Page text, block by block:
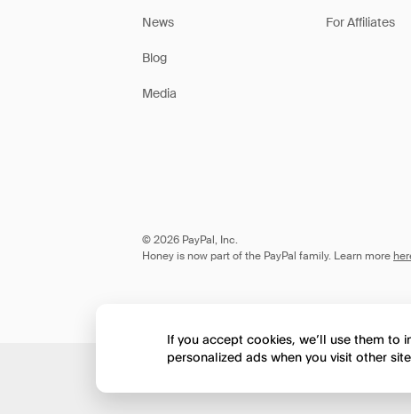
News
Blog
Media
For Affiliates
© 2026 PayPal, Inc.
Honey is now part of the PayPal family. Learn more
If you accept cookies, we’ll use them to
personalized ads when you visit other